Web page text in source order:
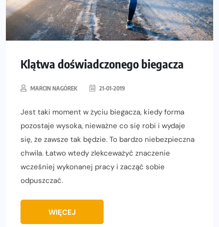
Klątwa doświadczonego biegacza
MARCIN NAGÓREK 21-01-2019
Jest taki moment w życiu biegacza, kiedy forma
pozostaje wysoka, nieważne co się robi i wydaje
się, że zawsze tak będzie. To bardzo niebezpieczna
chwila. Łatwo wtedy zlekceważyć znaczenie
wcześniej wykonanej pracy i zacząć sobie
odpuszczać.
WIĘCEJ